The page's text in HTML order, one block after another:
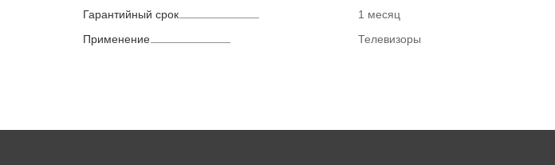
Гарантийный срок
1 месяц
Применение
Телевизоры